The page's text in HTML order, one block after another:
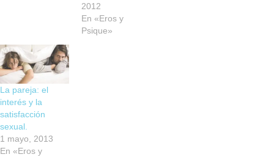
2012
En «Eros y
Psique»
La pareja: el
interés y la
satisfacción
sexual.
1 mayo, 2013
En «Eros y